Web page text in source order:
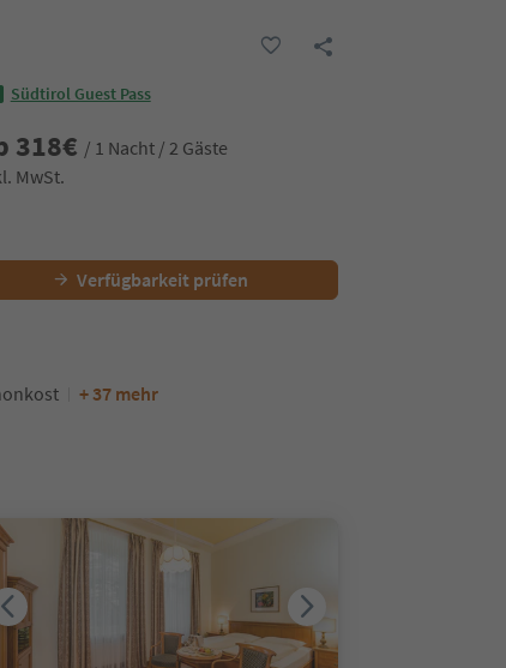
Südtirol Guest Pass
318€ / 1 Nacht / 2 Gäste
MwSt.
Verfügbarkeit prüfen
+ 37 mehr